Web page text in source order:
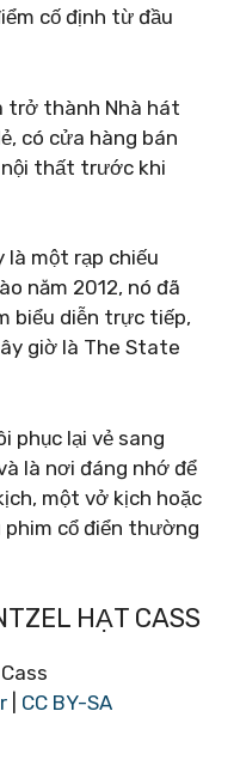
cố định từ đầu
trở thành Nhà hát
có cửa hàng bán
nội thất trước khi
là một rạp chiếu
năm 2012, nó đã
biểu diễn trực tiếp,
giờ là The State
phục lại vẻ sang
là nơi đáng nhớ để
một vở kịch hoặc
cổ điển thường
HẠT CASS
CC BY-SA